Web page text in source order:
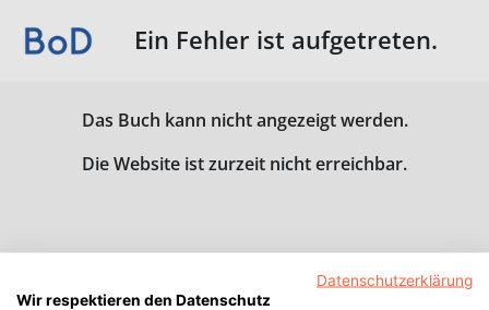
Ein Fehler ist aufgetreten.
Das Buch kann nicht angezeigt werden.
Die Website ist zurzeit nicht erreichbar.
Datenschutzerklärung
Wir respektieren den Datenschutz